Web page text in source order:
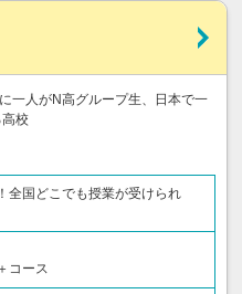
一人がN高グループ生、日本で一
校
全国どこでも授業が受けられ
コース